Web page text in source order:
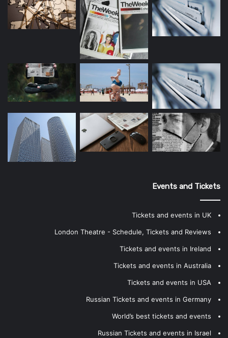
Events and Tickets
Tickets and events in UK
London Theatre - Schedule, Tickets and Reviews
Tickets and events in Ireland
Tickets and events in Australia
Tickets and events in USA
Russian Tickets and events in Germany
World’s best tickets and events
Russian Tickets and events in Israel